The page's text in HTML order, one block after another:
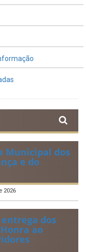
Municipal dos
e do
2026
entrega dos
ao